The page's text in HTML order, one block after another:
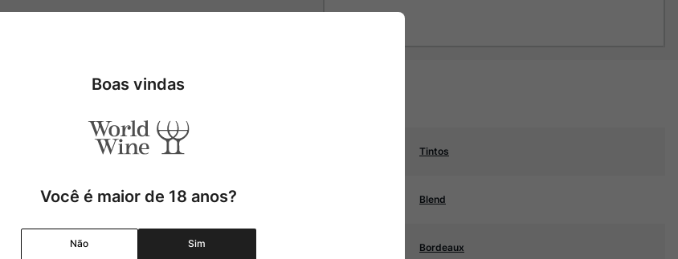
Especificações
Tintos
Uva Blend
Região Bordeaux
Boas vindas
Você é maior de 18 anos?
Não Sim